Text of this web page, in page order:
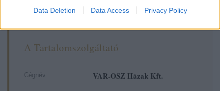
Data Deletion Data Access Privacy Policy
A Tartalomszolgáltató
Cégnév VAR-OSZ Házak Kft.